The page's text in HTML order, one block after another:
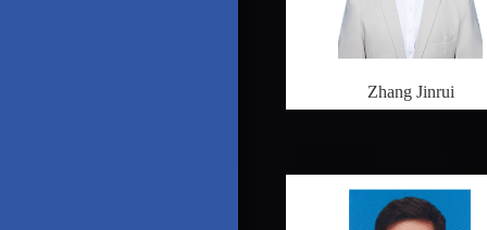
Zhang Jinrui